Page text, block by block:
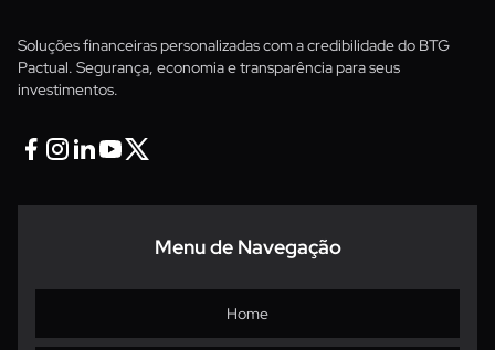
Soluções financeiras personalizadas com a credibilidade do BTG
Pactual. Segurança, economia e transparência para seus
investimentos.
Menu de Navegação
Home